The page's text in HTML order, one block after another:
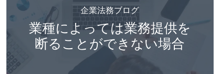
企業法務ブログ
業種によっては業務提供を
断ることができない場合